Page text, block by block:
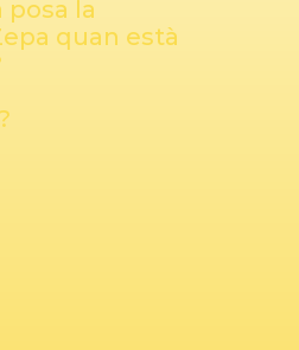
posa la
quan està